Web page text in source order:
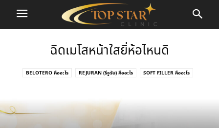
ฉีดเมโสหน้าใสยี่ห้อไหนดี
BELOTERO คืออะไร REJURAN (รีจูรัน) คืออะไร
SOFT FILLER คืออะไร
ฉีดเมโสแฟตแล้ว หน้าบวม
ร้อยไหมกับฉีดโบอันไหนดีกว่า
วิธีลดเหนียง ไขมันใต้คางเยอะ